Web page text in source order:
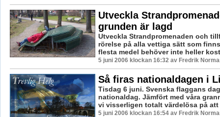
Utveckla
grunden är lagd
Utveckla Strandpromenaden och
rörelse på alla vettiga sätt som
flesta medel behöver inte heller
5 juni 2006 klockan 16:32 av Fredrik
Så firas nationaldagen i
Tisdag 6 juni. Svenska flaggans
nationaldag. Jämfört med våra
vi visserligen totalt värdelösa på att
5 juni 2006 klockan 16:54 av Fredrik